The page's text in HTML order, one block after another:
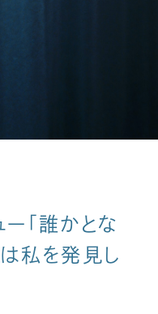
「誰かとな
私を発見し